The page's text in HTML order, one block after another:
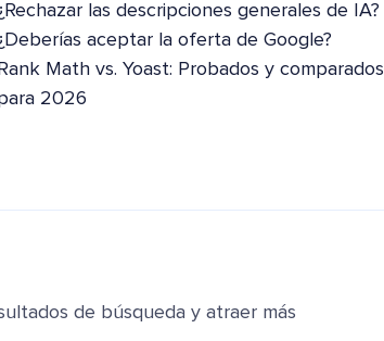
las descripciones generales de IA?
aceptar la oferta de Google?
Rank Math vs. Yoast: Probados y comparados
2026
de búsqueda y atraer más